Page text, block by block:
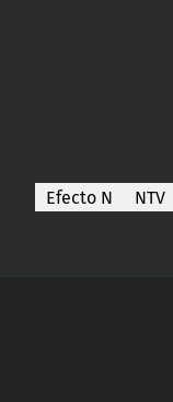
Efecto N NTV